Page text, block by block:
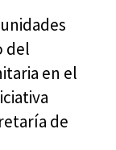
del
en el
de